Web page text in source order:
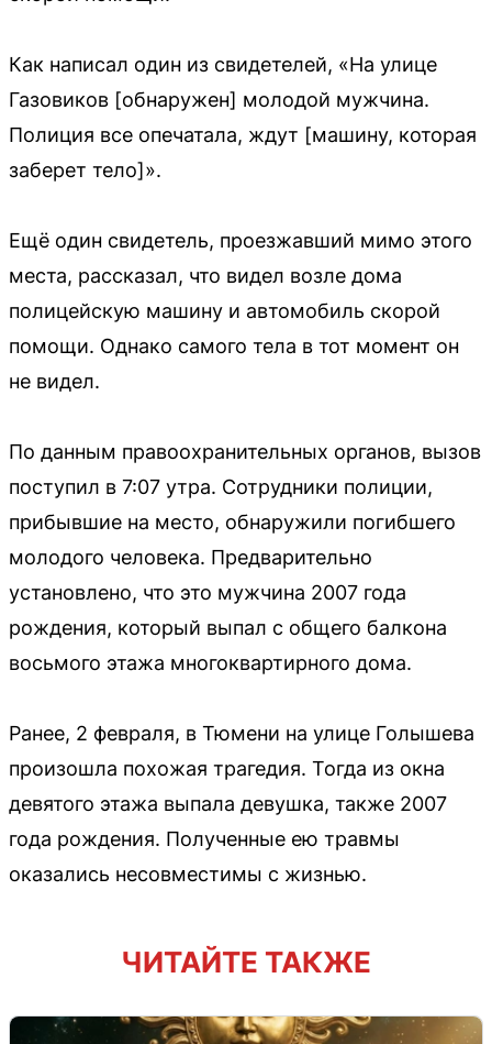
Как написал один из свидетелей, «На улице
Газовиков [обнаружен] молодой мужчина.
Полиция все опечатала, ждут [машину, которая
заберет тело]».
Ещё один свидетель, проезжавший мимо этого
места, рассказал, что видел возле дома
полицейскую машину и автомобиль скорой
помощи. Однако самого тела в тот момент он
не видел.
По данным правоохранительных органов, вызов
поступил в 7:07 утра. Сотрудники полиции,
прибывшие на место, обнаружили погибшего
молодого человека. Предварительно
установлено, что это мужчина 2007 года
рождения, который выпал с общего балкона
восьмого этажа многоквартирного дома.
Ранее, 2 февраля, в Тюмени на улице Голышева
произошла похожая трагедия. Тогда из окна
девятого этажа выпала девушка, также 2007
года рождения. Полученные ею травмы
оказались несовместимы с жизнью.
ЧИТАЙТЕ ТАКЖЕ